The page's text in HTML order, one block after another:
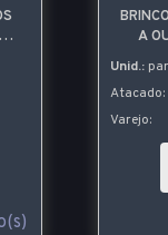
A
Unid.: par
Atacado:
Varejo: